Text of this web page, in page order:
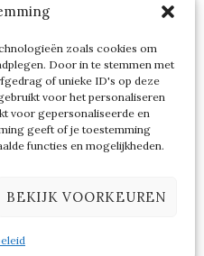
zoals cookies om
Door in te stemmen met
of unieke ID's op deze
voor het personaliseren
voor gepersonaliseerde en
geeft of je toestemming
functies en mogelijkheden.
BEKIJK VOORKEUREN